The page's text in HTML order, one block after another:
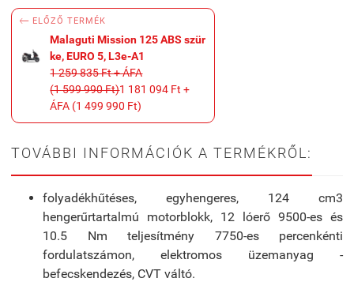
 ELŐZŐ TERMÉK
Malaguti Mission 125 ABS szür
ke, EURO 5, L3e-A1
1 259 835 Ft + ÁFA
(1 599 990 Ft)1 181 094 Ft +
ÁFA (1 499 990 Ft)
TOVÁBBI INFORMÁCIÓK A TERMÉKRŐL:
folyadékhűtéses, egyhengeres, 124 cm3
hengerűrtartalmú motorblokk, 12 lóerő 9500-es és
10.5 Nm teljesítmény 7750-es percenkénti
fordulatszámon, elektromos üzemanyag -
befecskendezés, CVT váltó.